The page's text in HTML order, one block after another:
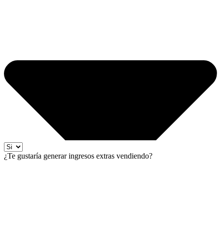
¿Te gustaría generar ingresos extras vendiendo?